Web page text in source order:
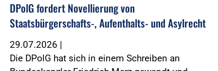
DPolG fordert Novellierung von
Staatsbürgerschafts-, Aufenthalts- und Asylrecht
29.07.2026 |
Die DPolG hat sich in einem Schreiben an